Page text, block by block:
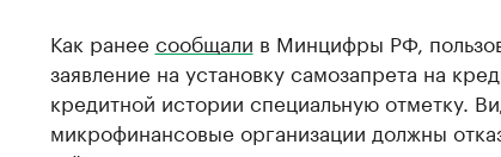
Как ранее сообщали в Минцифры РФ,
заявление на установку самозапрета на
кредитной истории специальную отметку.
микрофинансовые организации должны